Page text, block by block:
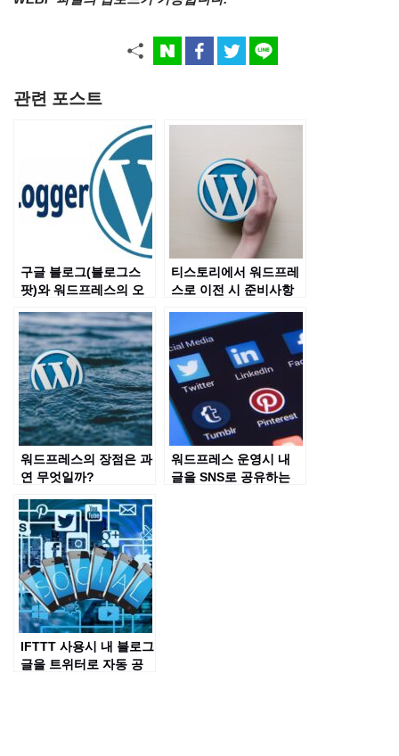
관련 포스트
구글 블로그(블로그스
팟)와 워드프레스의 오
티스토리에서 워드프레
스로 이전 시 준비사항
워드프레스의 장점은 과
연 무엇일까?
워드프레스 운영시 내
글을 SNS로 공유하는
IFTTT 사용시 내 블로그
글을 트위터로 자동 공